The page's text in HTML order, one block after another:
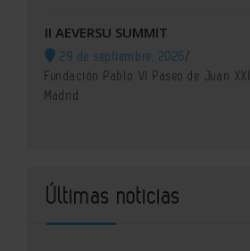
II AEVERSU SUMMIT
29 de septiembre, 2026/
Fundación Pablo VI Paseo de Juan
Madrid
Últimas noticias